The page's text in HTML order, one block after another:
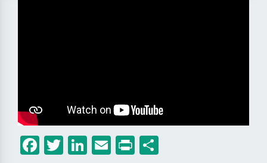
Facebook
Twitter
LinkedIn
Email
Print